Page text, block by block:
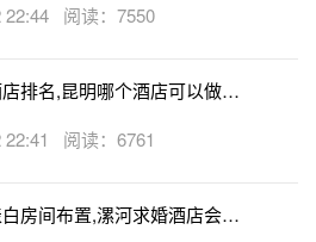
22:44 阅读：7550
排名,昆明哪个酒店可以做求
22:41 阅读：6761
房间布置,漯河求婚酒店会帮